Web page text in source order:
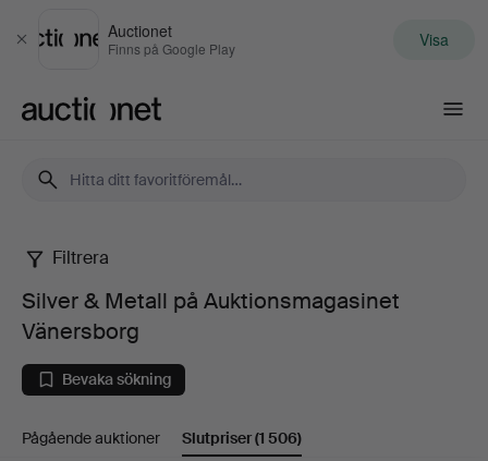
Stäng
Auctionet
Finns på Google Play Visa
Silver
&
Metall
på
Filtrera
Silver & Metall på Auktionsmagasinet
Vänersborg
Bevaka sökning
Pågående auktioner Slutpriser(1 506)